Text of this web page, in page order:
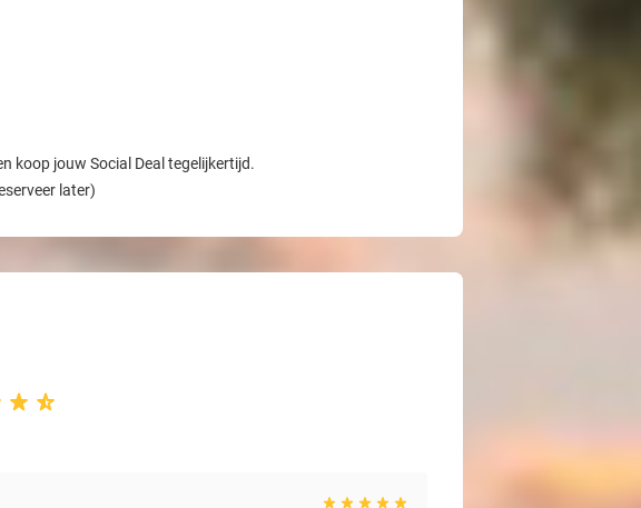
koop jouw Social Deal tegelijkertijd.
later)